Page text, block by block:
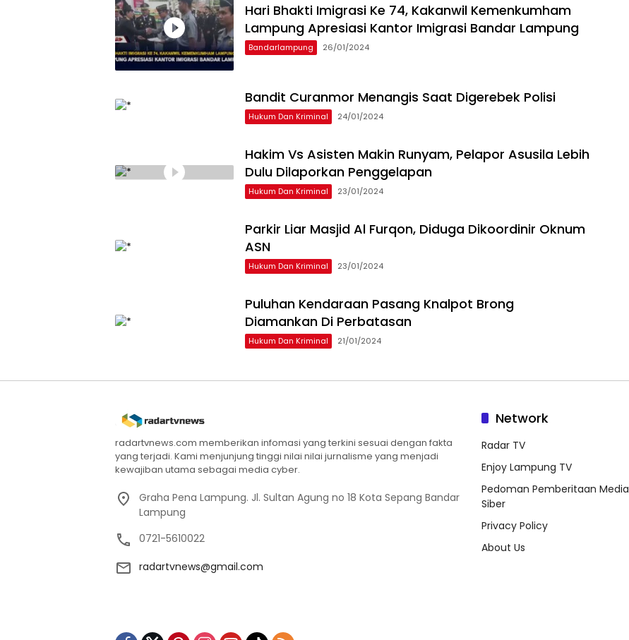
Hari Bhakti Imigrasi Ke 74, Kakanwil Kemenkumham
Lampung Apresiasi Kantor Imigrasi Bandar Lampung
Bandarlampung 26/01/2024
Bandit Curanmor Menangis Saat Digerebek Polisi
Hukum Dan Kriminal 24/01/2024
Hakim Vs Asisten Makin Runyam, Pelapor Asusila Lebih
Dulu Dilaporkan Penggelapan
Hukum Dan Kriminal 23/01/2024
Parkir Liar Masjid Al Furqon, Diduga Dikoordinir Oknum
ASN
Hukum Dan Kriminal 23/01/2024
Puluhan Kendaraan Pasang Knalpot Brong
Diamankan Di Perbatasan
Hukum Dan Kriminal 21/01/2024
radartvnews.com memberikan infomasi yang terkini sesuai dengan fakta
yang terjadi. Kami menjunjung tinggi nilai nilai jurnalisme yang menjadi
kewajiban utama sebagai media cyber.
Graha Pena Lampung. Jl. Sultan Agung no 18 Kota Sepang Bandar
Lampung
0721-5610022
radartvnews@gmail.com
Network
Radar TV
Enjoy Lampung TV
Pedoman Pemberitaan Media
Siber
Privacy Policy
About Us